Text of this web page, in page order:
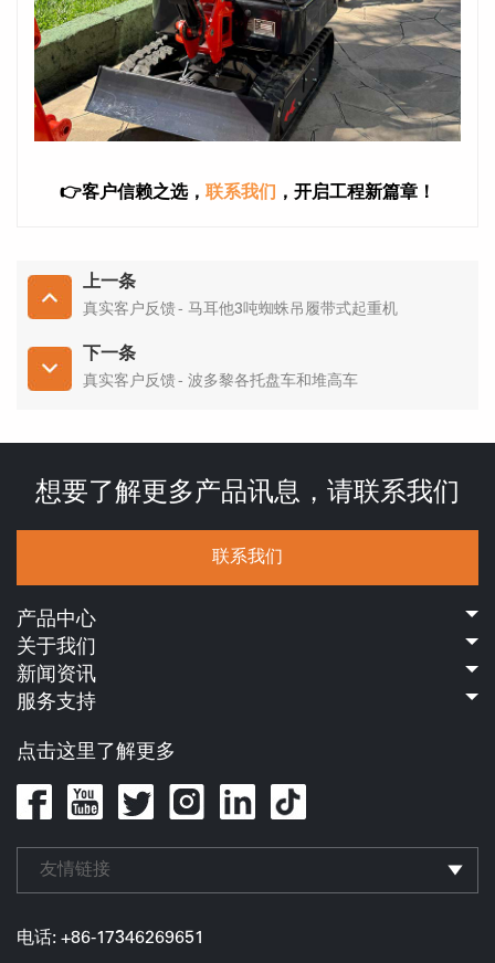
👉客户信赖之选， 联系我们 ，开启工程新篇章！
上一条
真实客户反馈 - 马耳他3吨蜘蛛吊履带式起重机
下一条
真实客户反馈 - 波多黎各托盘车和堆高车
想要了解更多产品讯息，请联系我们
联系我们
产品中心
关于我们
新闻资讯
服务支持
点击这里了解更多
友情链接
电话: +86-17346269651